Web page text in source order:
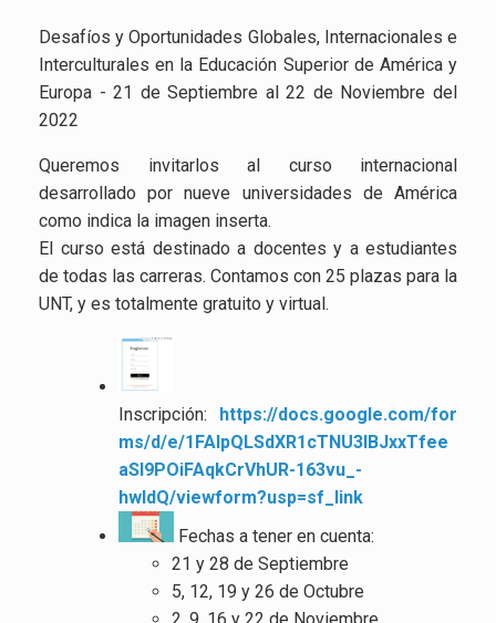
Desafíos y Oportunidades Globales, Internacionales e
Interculturales en la Educación Superior de América y
Europa - 21 de Septiembre al 22 de Noviembre del
2022
Queremos invitarlos al curso internacional
desarrollado por nueve universidades de América
como indica la imagen inserta.
El curso está destinado a docentes y a estudiantes
de todas las carreras. Contamos con 25 plazas para la
UNT, y es totalmente gratuito y virtual.
Inscripción: https://docs.google.com/for
ms/d/e/1FAIpQLSdXR1cTNU3IBJxxTfee
aSl9POiFAqkCrVhUR-163vu_-
hwIdQ/viewform?usp=sf_link
Fechas a tener en cuenta:
21 y 28 de Septiembre
5, 12, 19 y 26 de Octubre